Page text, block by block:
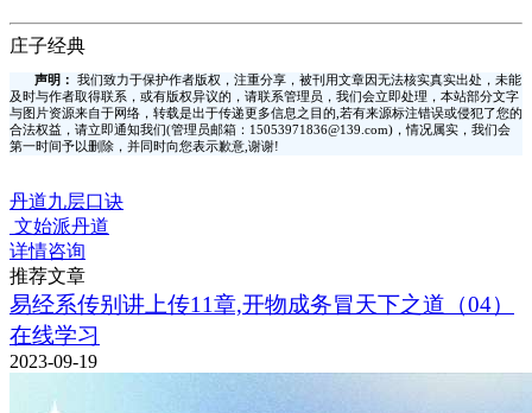
庄子经典
声明：
我们致力于保护作者版权，注重分享，被刊用文章因无法核实真实出处，未能
及时与作者取得联系，或有版权异议的，请联系管理员，我们会立即处理，本站部分文字
与图片资源来自于网络，转载是出于传递更多信息之目的,若有来源标注错误或侵犯了您的
合法权益，请立即通知我们(管理员邮箱：15053971836@139.com)，情况属实，我们会
第一时间予以删除，并同时向您表示歉意,谢谢!
丹道九层口诀
文始派丹道
详情咨询
推荐文章
易经系传别讲上传11章,开物成务冒天下之道（04）
在线学习
2023-09-19